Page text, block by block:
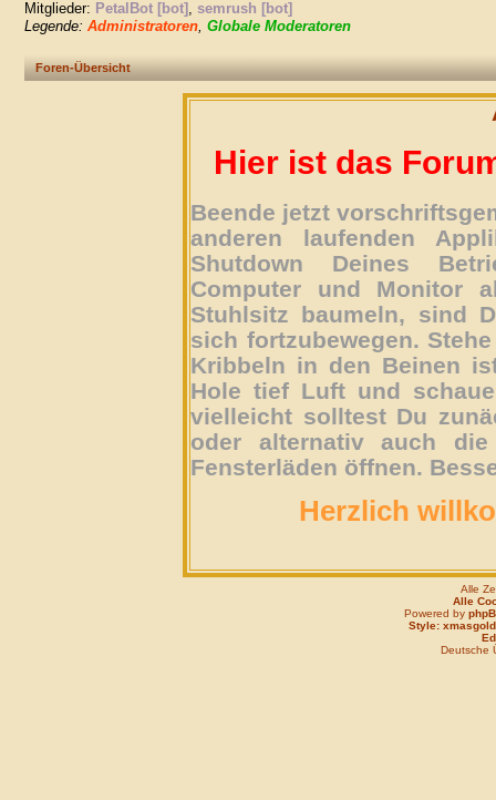
Mitglieder: PetalBot [bot] , semrush [bot]
Legende: Administratoren, Globale Moderatoren
Foren-Übersicht
Hier ist das
Beende jetzt
anderen laufenden
Shutdown Deines
Computer und Monitor
Stuhlsitz baumeln, sind
sich fortzubewegen.
Kribbeln in den Beinen
Hole tief Luft und
vielleicht solltest Du
oder alternativ auch
Fensterläden öffnen.
Herzlich
Alle
Alle
Powered by
Style: xmasgold
Deutsche